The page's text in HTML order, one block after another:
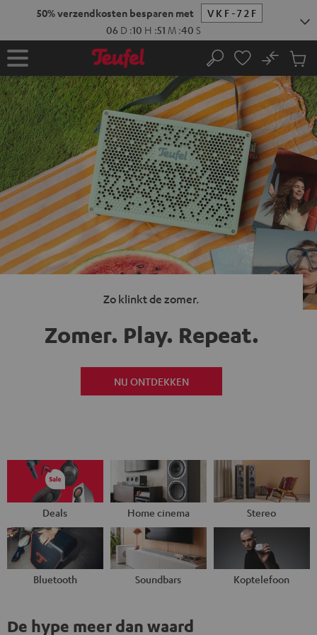
Home Zoeken
No
Zo klinkt de zomer.
Zomer. Play. Repeat.
NU ONTDEKKEN
Deals Home cinema Stereo
Bluetooth Soundbars Koptelefoon
De hype meer dan waard